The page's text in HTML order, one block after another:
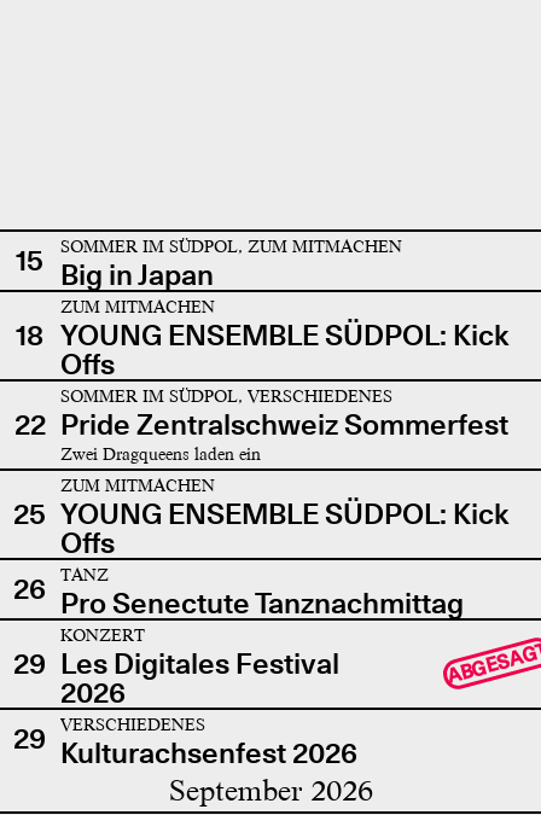
15 SOMMER IM SÜDPOL, ZUM MITMACHEN
Big in Japan
18
ZUM MITMACHEN
YOUNG ENSEMBLE SÜDPOL: Kick
Offs
22
SOMMER IM SÜDPOL, VERSCHIEDENES
Pride Zentralschweiz Sommerfest
Zwei Dragqueens laden ein
25
ZUM MITMACHEN
YOUNG ENSEMBLE SÜDPOL: Kick
Offs
26
TANZ
Pro Senectute Tanznachmittag
29
KONZERT
Les Digitales Festival
2026
29 VERSCHIEDENES
Kulturachsenfest 2026
September 2026